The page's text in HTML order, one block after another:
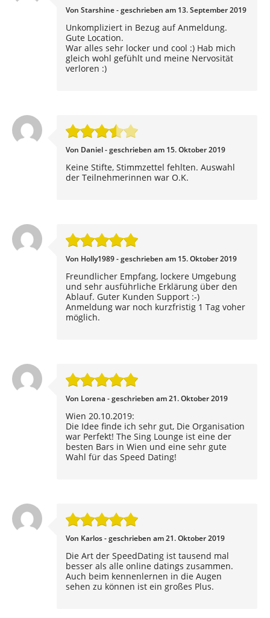
Von Starshine - geschrieben am 13. September 2019
Unkompliziert in Bezug auf Anmeldung.
Gute Location.
War alles sehr locker und cool :) Hab mich
gleich wohl gefühlt und meine Nervosität
verloren :)
Von Daniel - geschrieben am 15. Oktober 2019
Keine Stifte, Stimmzettel fehlten. Auswahl
der Teilnehmerinnen war O.K.
Von Holly1989 - geschrieben am 15. Oktober 2019
Freundlicher Empfang, lockere Umgebung
und sehr ausführliche Erklärung über den
Ablauf. Guter Kunden Support :-)
Anmeldung war noch kurzfristig 1 Tag voher
möglich.
Von Lorena - geschrieben am 21. Oktober 2019
Wien 20.10.2019:
Die Idee finde ich sehr gut, Die Organisation
war Perfekt! The Sing Lounge ist eine der
besten Bars in Wien und eine sehr gute
Wahl für das Speed Dating!
Von Karlos - geschrieben am 21. Oktober 2019
Die Art der SpeedDating ist tausend mal
besser als alle online datings zusammen.
Auch beim kennenlernen in die Augen
sehen zu können ist ein großes Plus.